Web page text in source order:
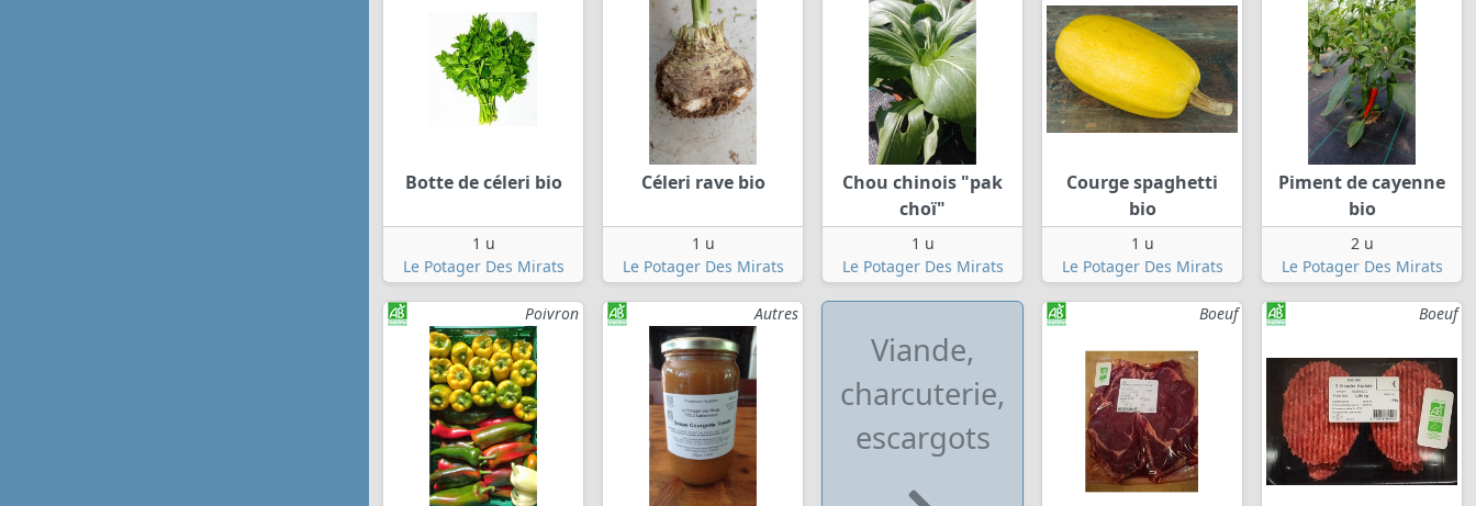
Botte de céleri bio
1 u
Le Potager Des Mirats
Céleri rave bio
1 u
Le Potager Des Mirats
Chou chinois "pak
choï"
1 u
Le Potager Des Mirats
Courge spaghetti
bio
1 u
Le Potager Des Mirats
Piment de cayenne
bio
2 u
Le Potager Des Mirats
Poivron Autres
Viande,
charcuterie,
escargots
Boeuf Boeuf